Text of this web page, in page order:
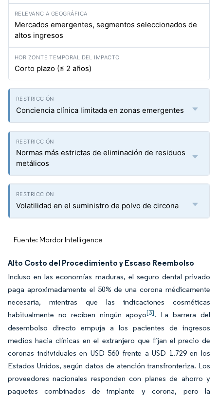
Mercados emergentes, segmentos seleccionados de
altos ingresos
Corto plazo (≤ 2 años)
Conciencia clínica limitada en zonas emergentes
Normas más estrictas de eliminación de residuos
metálicos
Volatilidad en el suministro de polvo de circona
Fuente: Mordor Intelligence
Alto Costo del Procedimiento y Escaso Reembolso
Incluso en las economías maduras, el seguro dental privado
paga aproximadamente el 50% de una corona médicamente
necesaria, mientras que las indicaciones cosméticas
habitualmente no reciben ningún apoyo[3]. La barrera del
desembolso directo empuja a los pacientes de ingresos
medios hacia clínicas en el extranjero que fijan el precio de
coronas individuales en USD 560 frente a USD 1.729 en los
Estados Unidos, según datos de atención transfronteriza. Los
proveedores nacionales responden con planes de ahorro y
paquetes combinados de implante y corona, pero la